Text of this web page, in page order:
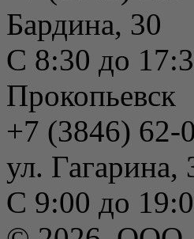
Бардина, 30
С 8:30 до
Прокопьевск
+7 (3846) 62-
ул. Гагарина,
С 9:00 до